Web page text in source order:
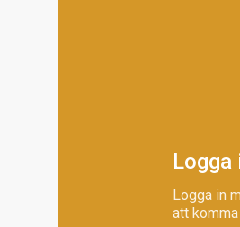
Logga
Logga in
att